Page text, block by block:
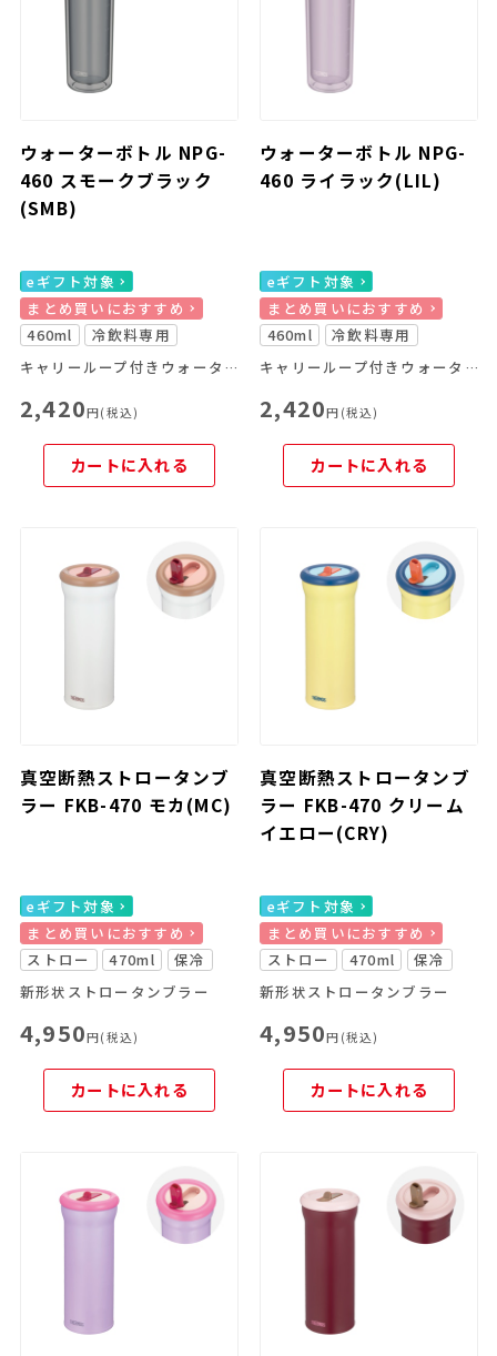
ウォーターボトル NPG-
460 スモークブラック
(SMB)
eギフト対象
まとめ買いにおすすめ
460ml
冷飲料専用
キャリーループ付きウォーターボトル
2,420円(税込)
カートに入れる
ウォーターボトル NPG-
460 ライラック(LIL)
eギフト対象
まとめ買いにおすすめ
460ml
冷飲料専用
キャリーループ付きウォーターボトル
2,420円(税込)
カートに入れる
真空断熱ストロータンブ
ラー FKB-470 モカ(MC)
eギフト対象
まとめ買いにおすすめ
ストロー
470ml
保冷
新形状ストロータンブラー
4,950円(税込)
カートに入れる
真空断熱ストロータンブ
ラー FKB-470 クリーム
イエロー(CRY)
eギフト対象
まとめ買いにおすすめ
ストロー
470ml
保冷
新形状ストロータンブラー
4,950円(税込)
カートに入れる